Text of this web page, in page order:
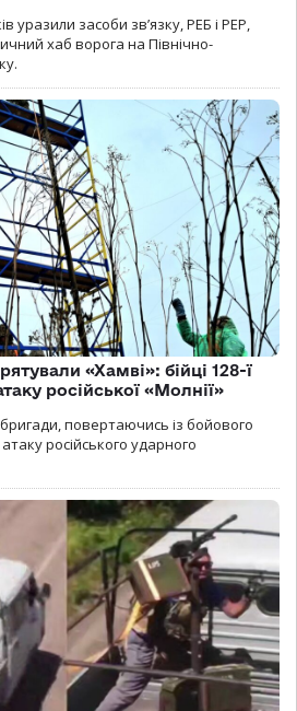
уразили засоби зв’язку, РЕБ і РЕР,
хаб ворога на Північно-
«Хамві»: бійці 128-ї
російської «Молнії»
бригади, повертаючись із бойового
російського ударного